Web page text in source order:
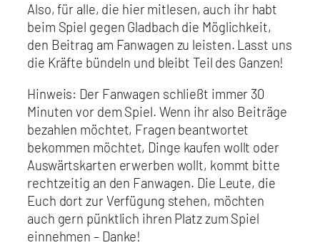
Also, für alle, die hier mitlesen, auch ihr habt
beim Spiel gegen Gladbach die Möglichkeit,
den Beitrag am Fanwagen zu leisten. Lasst uns
die Kräfte bündeln und bleibt Teil des Ganzen!
Hinweis: Der Fanwagen schließt immer 30
Minuten vor dem Spiel. Wenn ihr also Beiträge
bezahlen möchtet, Fragen beantwortet
bekommen möchtet, Dinge kaufen wollt oder
Auswärtskarten erwerben wollt, kommt bitte
rechtzeitig an den Fanwagen. Die Leute, die
Euch dort zur Verfügung stehen, möchten
auch gern pünktlich ihren Platz zum Spiel
einnehmen – Danke!